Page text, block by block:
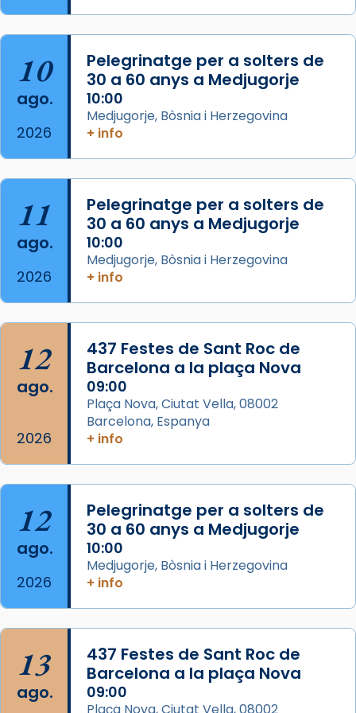
del Sant Pare Lleó XIV a Barcelona, i als
col·laboradors, a la Catedral de Barcelona.
L’arquebisbe de Barcelona, el cardenal Joan
Josep Omella, ha presidit la missa i l’ha
concelebrat el bisbe auxiliar de Barcelona,
Mons. David Abadías.
📸 Dr. G. Simón
Foto
View on Facebook · Share
Arquebisbat de Barcelona
2 weeks ago
Acompanyant la història de sant Cugat, a
partir de l’Edat Mitjana sorgeix la tradició
que les santes Juliana (“relatiu a Júlia”) i
Semproniana (“relatiu a Semprònia =
eterna”) són deixebles seves. I l’any 1667, el
frare Joan Gaspar Roig, afirma en una obra
que les santes són filles de l’antiga Iluro.
Mataró en reivindicarà les relíq
Foto
View on Facebook ·
10
ago.
2026
Pelegrinatge per a solters de
30 a 60 anys a Medjugorje
10:00
Medjugorje, Bòsnia i Herzegovina
+ info
11
ago.
2026
Pelegrinatge per a solters de
30 a 60 anys a Medjugorje
10:00
Medjugorje, Bòsnia i Herzegovina
+ info
12
ago.
2026
437 Festes de Sant Roc de
Barcelona a la plaça Nova
09:00
Plaça Nova, Ciutat Vella, 08002
Barcelona, Espanya
+ info
12
ago.
2026
Pelegrinatge per a solters de
30 a 60 anys a Medjugorje
10:00
Medjugorje, Bòsnia i Herzegovina
+ info
13
ago.
437 Festes de Sant Roc de
Barcelona a la plaça Nova
09:00